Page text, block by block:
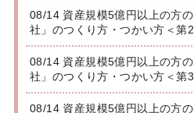
08/14 資産規模5億円以上の方
社」のつくり方・つかい方＜第
08/14 資産規模5億円以上の方
社」のつくり方・つかい方＜第
08/14 資産規模5億円以上の方